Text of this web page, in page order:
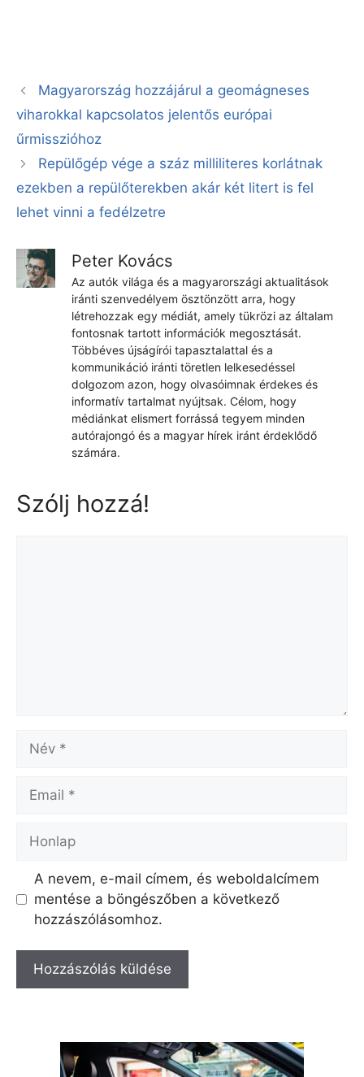
Magyarország hozzájárul a geomágneses
viharokkal kapcsolatos jelentős európai
űrmisszióhoz
Repülőgép vége a száz milliliteres korlátnak
ezekben a repülőterekben akár két litert is fel
lehet vinni a fedélzetre
Peter Kovács
Az autók világa és a magyarországi aktualitások
iránti szenvedélyem ösztönzött arra, hogy
létrehozzak egy médiát, amely tükrözi az általam
fontosnak tartott információk megosztását.
Többéves újságírói tapasztalattal és a
kommunikáció iránti töretlen lelkesedéssel
dolgozom azon, hogy olvasóimnak érdekes és
informatív tartalmat nyújtsak. Célom, hogy
médiánkat elismert forrássá tegyem minden
autórajongó és a magyar hírek iránt érdeklődő
számára.
Szólj hozzá!
A nevem, e-mail címem, és weboldalcímem
mentése a böngészőben a következő
hozzászólásomhoz.